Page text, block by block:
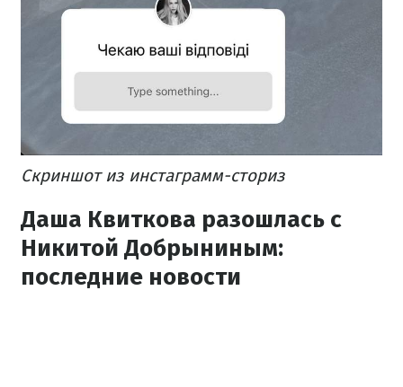
Скриншот из инстаграмм-сториз
Даша Квиткова разошлась с
Никитой Добрыниным:
последние новости